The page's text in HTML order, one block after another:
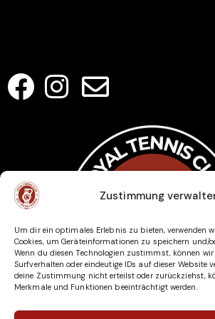
Zustimmung
Um dir ein optimales Erlebnis zu bieten, verwenden
Cookies, um Geräteinformationen zu speichern und/
Wenn du diesen Technologien zustimmst, können wir
Surfverhalten oder eindeutige IDs auf dieser Website
deine Zustimmung nicht erteilst oder zurückziehst,
Merkmale und Funktionen beeinträchtigt werden.